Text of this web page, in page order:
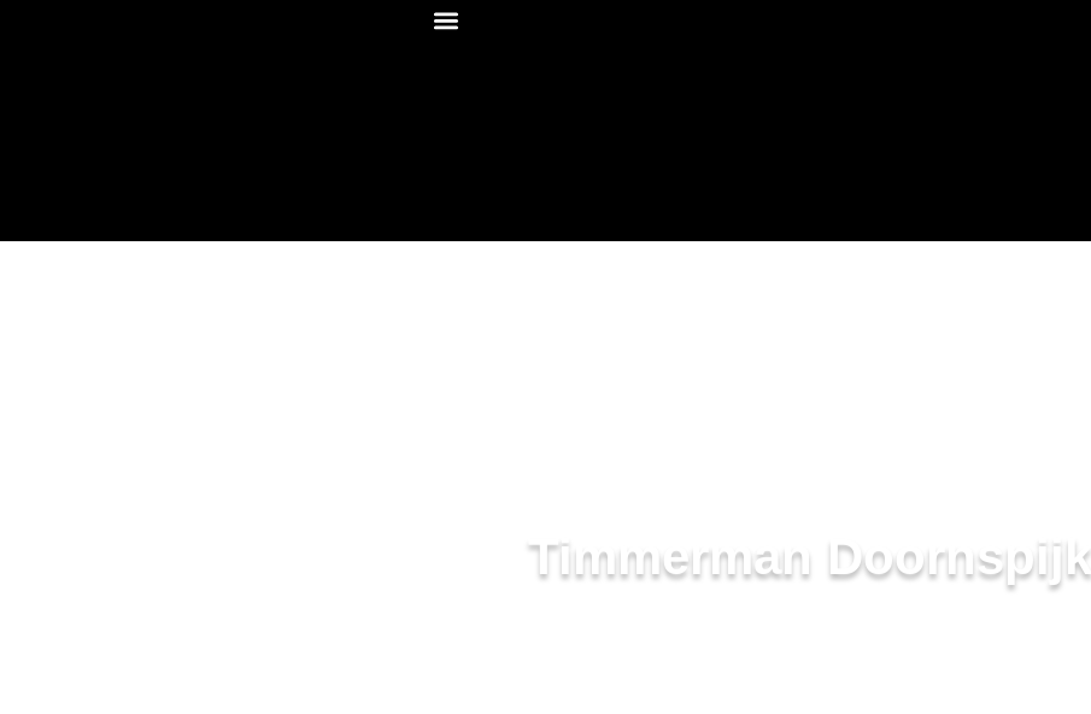
Timmerman Doornspijk